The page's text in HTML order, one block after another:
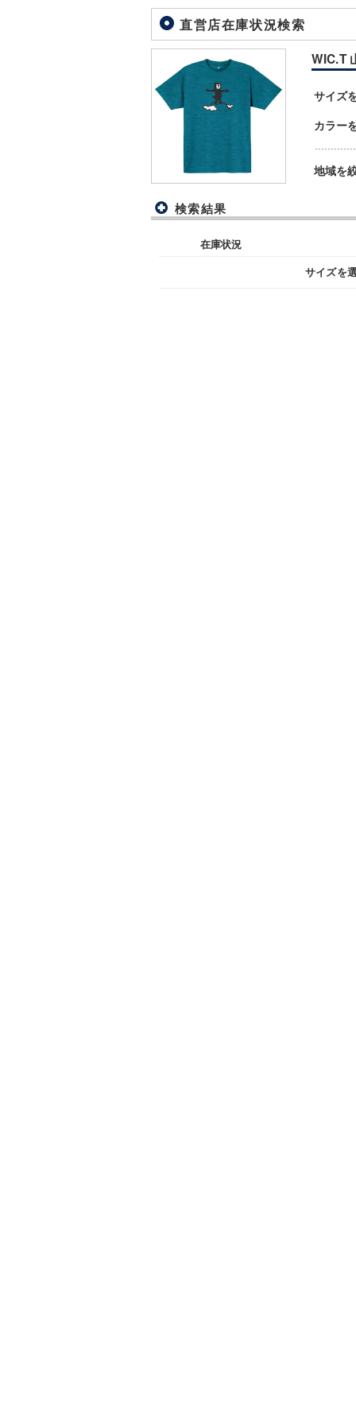
直営店在庫状況検索
WIC.T
サイズ
カラー
地域を
検索結果
在庫状況
サイズを